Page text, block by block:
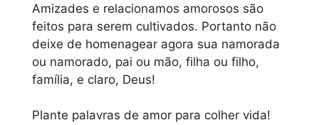
Amizades e relacionamos amorosos são
feitos para serem cultivados. Portanto não
deixe de homenagear agora sua namorada
ou namorado, pai ou mão, filha ou filho,
família, e claro, Deus!
Plante palavras de amor para colher vida!